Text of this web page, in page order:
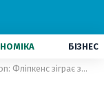
БІЗНЕС
Півфінал Wimbledon: Фліпкенс зіграє з Бартолі, а Радванська - з Лісіцкі